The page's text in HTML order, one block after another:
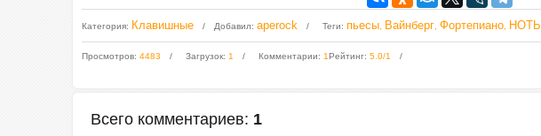
Категория: Клавишные Добавил: aperock Теги: пьесы Вайнберг Фортепиано НОТЫ
Просмотров: 4483 Загрузок: 1 Комментарии: 1Рейтинг: 5.0/1
Всего комментариев: 1